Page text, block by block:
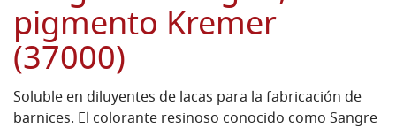
pigmento Kremer
(37000)
Soluble en diluyentes de lacas para la fabricación de
barnices. El colorante resinoso conocido como Sangre